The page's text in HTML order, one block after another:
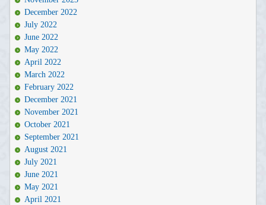
December 2022
July 2022
June 2022
May 2022
April 2022
March 2022
February 2022
December 2021
November 2021
October 2021
September 2021
August 2021
July 2021
June 2021
May 2021
April 2021